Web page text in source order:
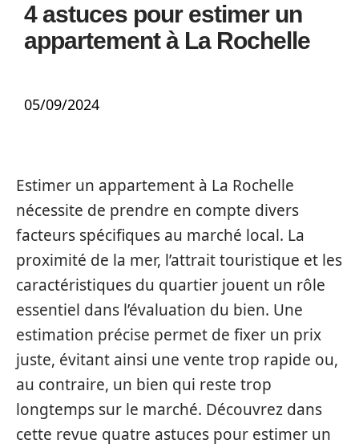
4 astuces pour estimer un
appartement à La Rochelle
05/09/2024
Estimer un appartement à La Rochelle
nécessite de prendre en compte divers
facteurs spécifiques au marché local. La
proximité de la mer, l’attrait touristique et les
caractéristiques du quartier jouent un rôle
essentiel dans l’évaluation du bien. Une
estimation précise permet de fixer un prix
juste, évitant ainsi une vente trop rapide ou,
au contraire, un bien qui reste trop
longtemps sur le marché. Découvrez dans
cette revue quatre astuces pour estimer un